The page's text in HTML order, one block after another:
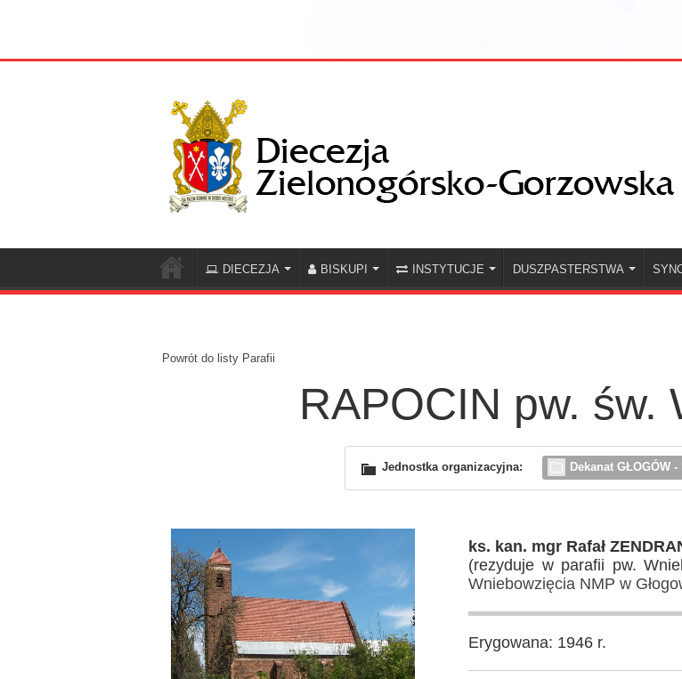
DIECEZJA BISKUPI INSTYTUCJE DUSZPASTERSTWA
Powrót do listy Parafii
RAPOCIN pw. św.
Jednostka organizacyjna: Dekanat GŁOGÓW
ks. kan. mgr Rafał
(rezyduje w parafii pw.
Wniebowzięcia NMP w
Erygowana: 1946 r.